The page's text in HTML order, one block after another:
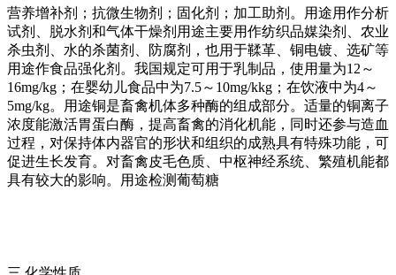
营养增补剂；抗微生物剂；固化剂；加工助剂。用途用作分析
试剂、脱水剂和气体干燥剂用途主要用作纺织品媒染剂、农业
杀虫剂、水的杀菌剂、防腐剂，也用于鞣革、铜电镀、选矿等
用途作食品强化剂。我国规定可用于乳制品，使用量为12～
16mg/kg；在婴幼儿食品中为7.5～10mg/kkg；在饮液中为4～
5mg/kg。用途铜是畜禽机体多种酶的组成部分。适量的铜离子
浓度能激活胃蛋白酶，提高畜禽的消化机能，同时还参与造血
过程，对保持体内器官的形状和组织的成熟具有特殊功能，可
促进生长发育。对畜禽皮毛色质、中枢神经系统、繁殖机能都
具有较大的影响。用途检测葡萄糖